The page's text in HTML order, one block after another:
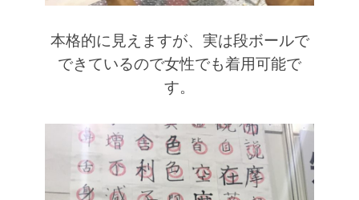
本格的に見えますが、実は段ボールで
できているので女性でも着用可能で
す。